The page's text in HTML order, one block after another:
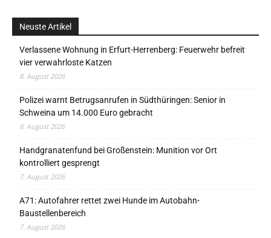
Neuste Artikel
Verlassene Wohnung in Erfurt-Herrenberg: Feuerwehr befreit
vier verwahrloste Katzen
8. August 2026
Polizei warnt Betrugsanrufen in Südthüringen: Senior in
Schweina um 14.000 Euro gebracht
8. August 2026
Handgranatenfund bei Großenstein: Munition vor Ort
kontrolliert gesprengt
7. August 2026
A71: Autofahrer rettet zwei Hunde im Autobahn-
Baustellenbereich
7. August 2026